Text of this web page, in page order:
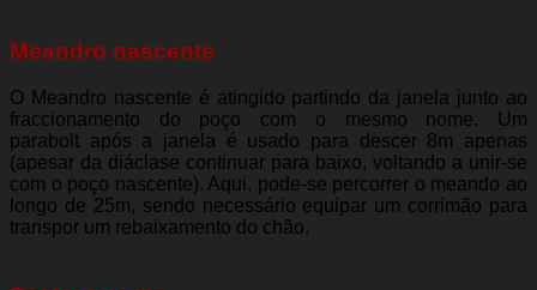
Meandro nascente
O Meandro nascente é atingido partindo da janela junto ao
fraccionamento do poço com o mesmo nome. Um
parabolt após a janela é usado para descer 8m apenas
(apesar da diáclase continuar para baixo, voltando a unir-se
com o poço nascente). Aqui, pode-se percorrer o meando ao
longo de 25m, sendo necessário equipar um corrimão para
transpor um rebaixamento do chão.